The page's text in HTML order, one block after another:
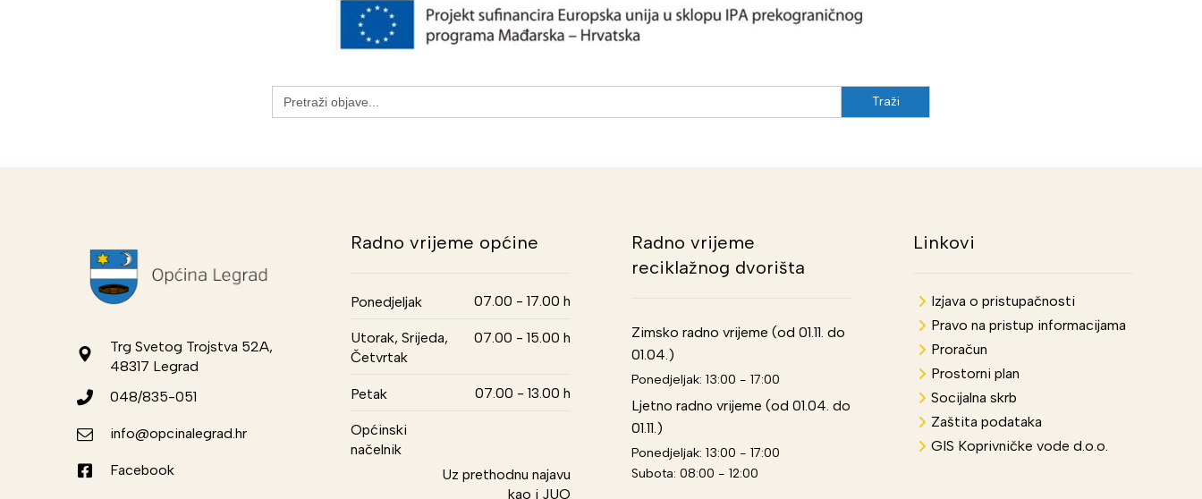
Search
for:
Trg Svetog Trojstva 52A,
48317 Legrad
048/835-051
info@opcinalegrad.hr
Facebook
Radno vrijeme općine
Ponedjeljak 07.00 - 17.00 h
Utorak, Srijeda,
Četvrtak
07.00 - 15.00 h
Petak 07.00 - 13.00 h
Općinski
načelnik
Uz prethodnu najavu
kao i JUO
Radno vrijeme
reciklažnog dvorišta
Zimsko radno vrijeme (od 01.11. do
01.04.)
Ponedjeljak: 13:00 - 17:00
Ljetno radno vrijeme (od 01.04. do
01.11.)
Ponedjeljak: 13:00 - 17:00
Subota: 08:00 - 12:00
Linkovi
Izjava o pristupačnosti
Pravo na pristup informacijama
Proračun
Prostorni plan
Socijalna skrb
Zaštita podataka
GIS Koprivničke vode d.o.o.